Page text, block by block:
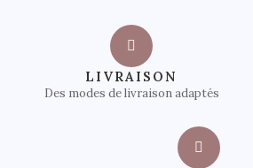
LIVRAISON
Des modes de livraison adaptés